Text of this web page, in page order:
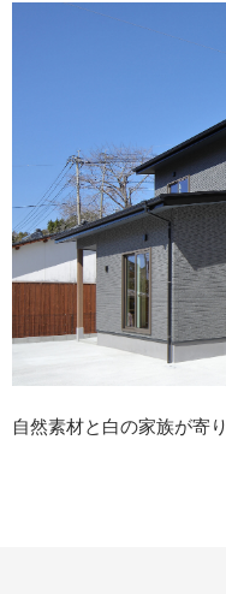
自然素材と白の家族が寄